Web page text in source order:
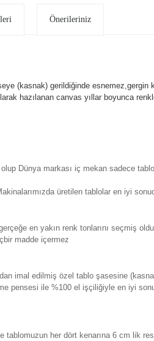
Önerileriniz
(kasnak) gerildiğinde esnemez,gergin
hazılanan canvas yıllar boyunca
Dünya markası iç mekan sadece
üretilen tablolar en iyi
en yakın renk tonlarını seçmiş
madde içermez
imal edilmiş özel tablo şasesine
pensesi ile %100 el işçiliğiyle en iyi
her dört kenarına 6 cm lik